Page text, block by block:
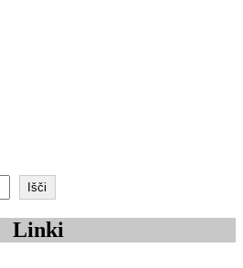
Išči
Linki